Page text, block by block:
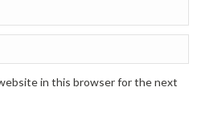
in this browser for the next